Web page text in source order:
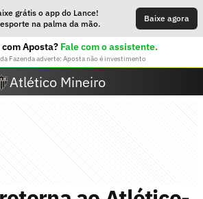
grátis o app do Lance!
na palma da mão.
Baixe agora
Aposta? Fale com o assistente.
Fazenda adverte: Aposta não é investimento
Atlético Mineiro